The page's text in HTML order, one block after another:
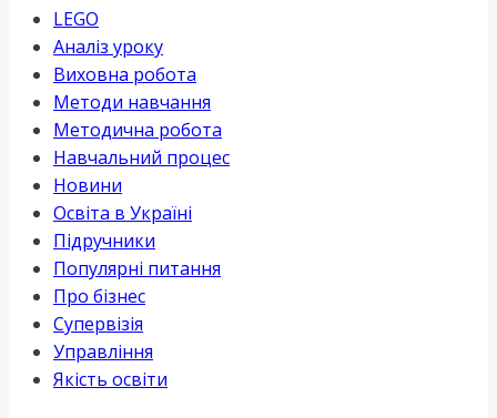
LEGO
Аналіз уроку
Виховна робота
Методи навчання
Методична робота
Навчальний процес
Новини
Освіта в Україні
Підручники
Популярні питання
Про бізнес
Супервізія
Управління
Якість освіти